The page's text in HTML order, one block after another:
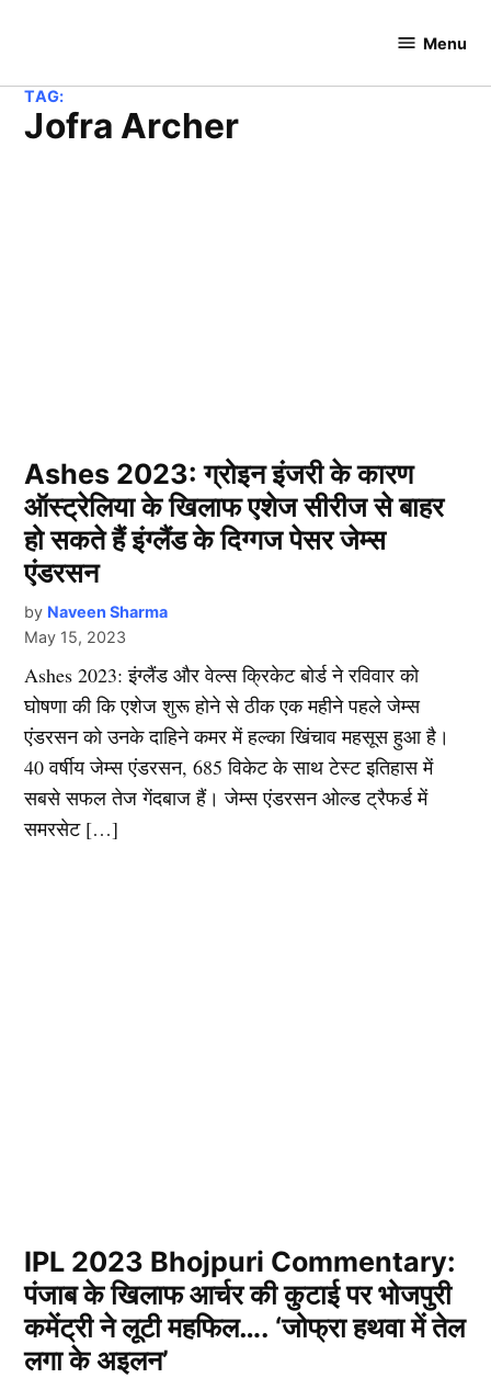
Hundred
Menu
TAG:
Jofra Archer
Ashes 2023: ग्रोइन इंजरी के कारण
ऑस्ट्रेलिया के खिलाफ एशेज सीरीज से बाहर
हो सकते हैं इंग्लैंड के दिग्गज पेसर जेम्स
एंडरसन
by Naveen Sharma
May 15, 2023
Ashes 2023: इंग्लैंड और वेल्स क्रिकेट बोर्ड ने रविवार को
घोषणा की कि एशेज शुरू होने से ठीक एक महीने पहले जेम्स
एंडरसन को उनके दाहिने कमर में हल्का खिंचाव महसूस हुआ है।
40 वर्षीय जेम्स एंडरसन, 685 विकेट के साथ टेस्ट इतिहास में
सबसे सफल तेज गेंदबाज हैं। जेम्स एंडरसन ओल्ड ट्रैफर्ड में
समरसेट […]
IPL 2023 Bhojpuri Commentary:
पंजाब के खिलाफ आर्चर की कुटाई पर भोजपुरी
कमेंट्री ने लूटी महफिल…. ‘जोफ्रा हथवा में तेल
लगा के अइलन’